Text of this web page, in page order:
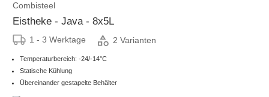
Combisteel
Eistheke - Java - 8x5L
1 - 3 Werktage 2 Varianten
Temperaturbereich: -24/-14°C
Statische Kühlung
Übereinander gestapelte Behälter